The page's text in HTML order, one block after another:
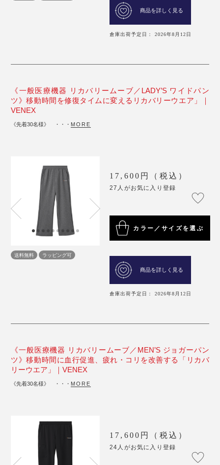
商品を詳しく見る
倉庫出荷予定日： 2026年8月12日
《一般医療機器 リカバリームーブ／LADY’S ワイドパン
ツ》移動時間を修復タイムに変えるリカバリーウエア」｜
VENEX
《先着30名様》 ・・・ MORE
送料無料 ラッピング可
17,600円（税込）
27人がお気に入り登録
カラー／サイズを選ぶ
商品を詳しく見る
倉庫出荷予定日： 2026年8月12日
《一般医療機器 リカバリームーブ／MEN’S ジョガーパン
ツ》移動時間に血行促進、疲れ・コリを改善する「リカバ
リーウエア」｜VENEX
《先着30名様》 ・・・ MORE
17,600円（税込）
24人がお気に入り登録